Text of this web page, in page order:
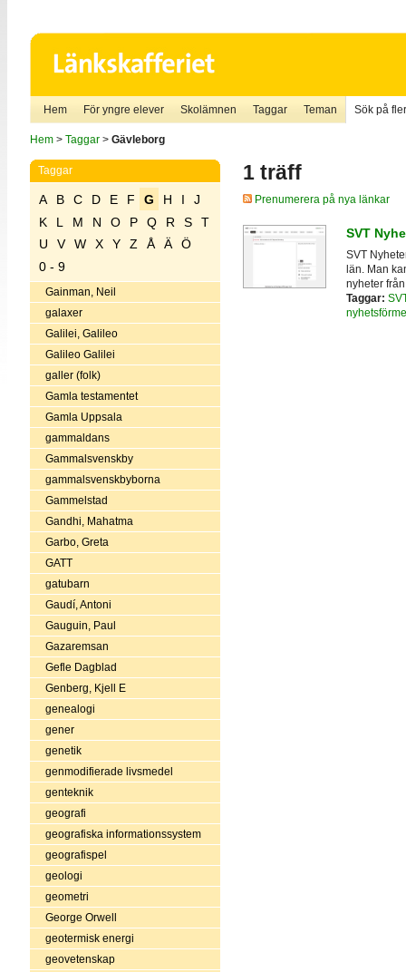
Hem För yngre elever Skolämnen Taggar Teman Sök på
Hem> Taggar> Gävleborg
Taggar
A B C D E F G H I
J
K
L M N O P Q R S
T
U
V W X Y Z Å Ä
Ö
0 - 9
Gainman, Neil
galaxer
Galilei, Galileo
Galileo Galilei
galler (folk)
Gamla testamentet
Gamla Uppsala
gammaldans
Gammalsvenskby
gammalsvenskbyborna
Gammelstad
Gandhi, Mahatma
Garbo, Greta
GATT
gatubarn
Gaudí, Antoni
Gauguin, Paul
Gazaremsan
Gefle Dagblad
Genberg, Kjell E
genealogi
gener
genetik
genmodifierade livsmedel
genteknik
geografi
geografiska informationssystem
geografispel
geologi
geometri
George Orwell
geotermisk energi
geovetenskap
1 träff
Prenumerera på nya länkar
SVT
SVT
län. Man
nyheter
Taggar: